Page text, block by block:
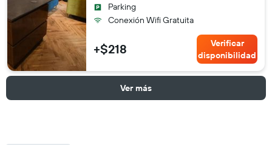
Parking
Conexión Wifi Gratuita
+$218
Verificar
disponibilidad
Ver más